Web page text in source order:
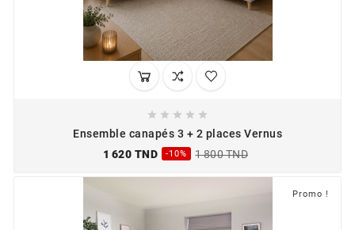
    
Ensemble canapés 3 + 2 places Vernus
1 620 TND
-10% 1 800 TND
Promo !